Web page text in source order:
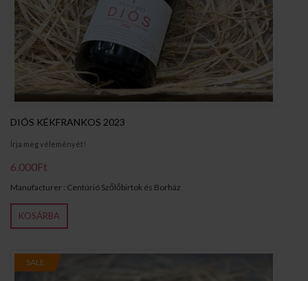
DIÓS KÉKFRANKOS 2023
Írja meg véleményét!
6.000Ft
Manufacturer : Centúrió Szőlőbirtok és Borház
KOSÁRBA
SALE